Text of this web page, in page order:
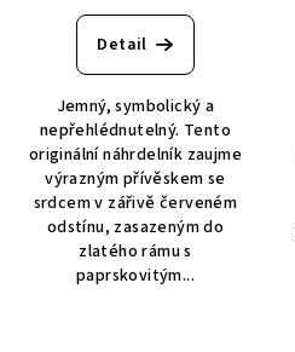
Detail
Jemný, symbolický a
nepřehlédnutelný. Tento
originální náhrdelník zaujme
výrazným přívěskem se
srdcem v zářivě červeném
odstínu, zasazeným do
zlatého rámu s
paprskovitým...